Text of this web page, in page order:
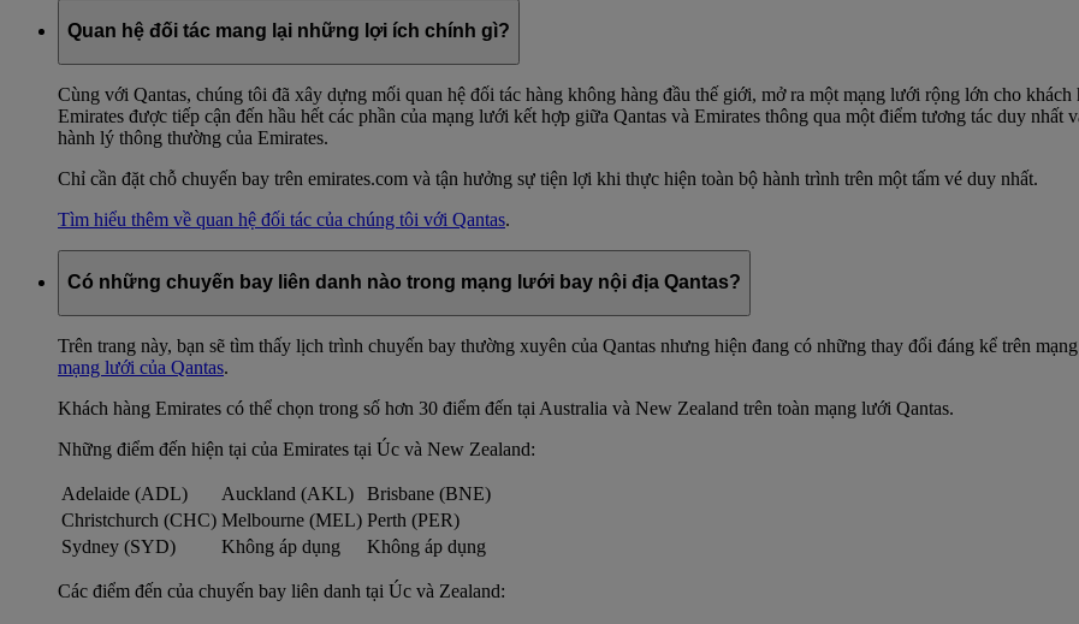
Quan hệ đối tác mang lại những lợi ích chính gì?
Cùng với Qantas, chúng tôi đã xây dựng mối quan hệ đối tác hàng không hàng đầu thế giới, mở ra một mạng lưới rộng lớn cho
Emirates được tiếp cận đến hầu hết các phần của mạng lưới kết hợp giữa Qantas và Emirates thông qua một điểm tương tác duy
hành lý thông thường của Emirates.
Chỉ cần đặt chỗ chuyến bay trên emirates.com và tận hưởng sự tiện lợi khi thực hiện toàn bộ hành trình trên một tấm vé duy nhất.
Tìm hiểu thêm về quan hệ đối tác của chúng tôi với Qantas.
Có những chuyến bay liên danh nào trong mạng lưới bay nội địa Qantas?
Trên trang này, bạn sẽ tìm thấy lịch trình chuyến bay thường xuyên của Qantas nhưng hiện đang có những thay đổi đáng kể trên
mạng lưới của Qantas.
Khách hàng Emirates có thể chọn trong số hơn 30 điểm đến tại Australia và New Zealand trên toàn mạng lưới Qantas.
Những điểm đến hiện tại của Emirates tại Úc và New Zealand:
Adelaide (ADL) Auckland (AKL)
Brisbane (BNE)
Christchurch (CHC) Melbourne (MEL) Perth (PER)
Sydney (SYD)
Không áp dụng Không áp dụng
Các điểm đến của chuyến bay liên danh tại Úc và Zealand: